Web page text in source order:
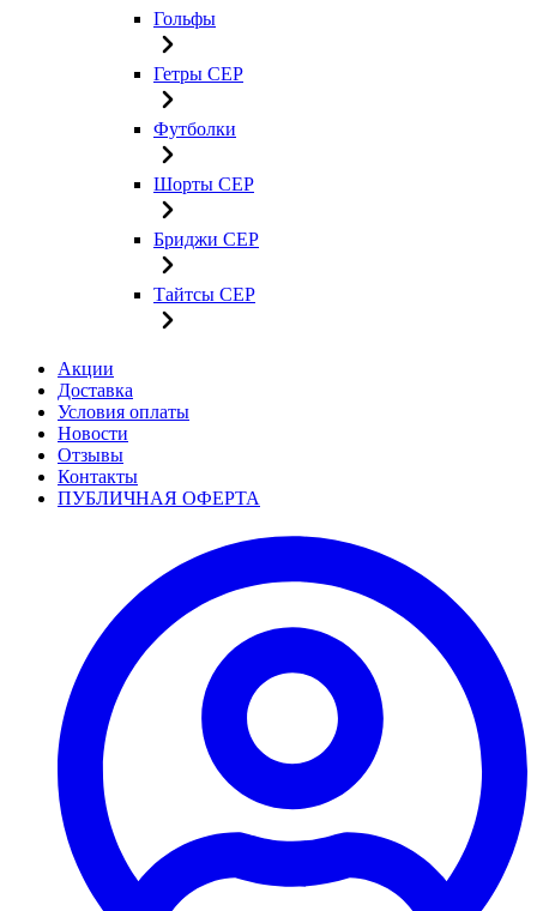
Гольфы
Гетры CEP
Футболки
Шорты CEP
Бриджи CEP
Тайтсы CEP
Акции
Доставка
Условия оплаты
Новости
Отзывы
Контакты
ПУБЛИЧНАЯ ОФЕРТА